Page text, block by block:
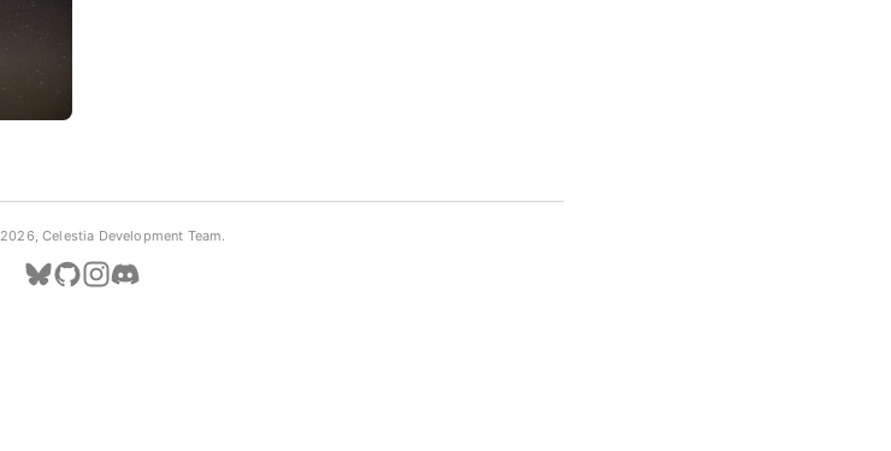
2026, Celestia Development Team.